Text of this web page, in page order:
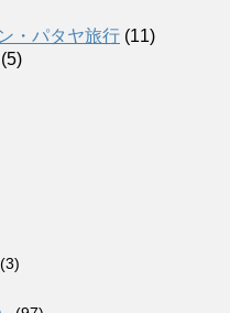
・パタヤ旅行 (11)
(5)
(3)